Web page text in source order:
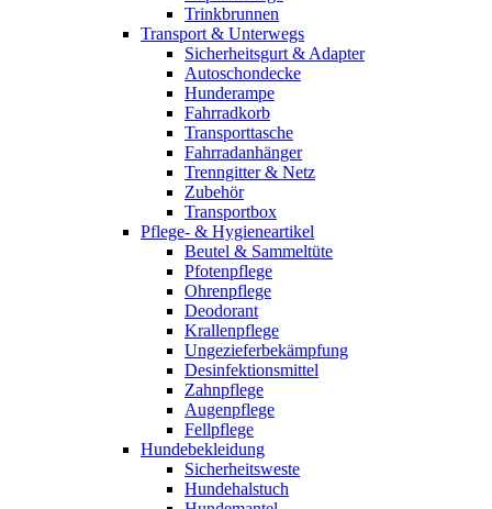
Trinkbrunnen
Transport & Unterwegs
Sicherheitsgurt & Adapter
Autoschondecke
Hunderampe
Fahrradkorb
Transporttasche
Fahrradanhänger
Trenngitter & Netz
Zubehör
Transportbox
Pflege- & Hygieneartikel
Beutel & Sammeltüte
Pfotenpflege
Ohrenpflege
Deodorant
Krallenpflege
Ungezieferbekämpfung
Desinfektionsmittel
Zahnpflege
Augenpflege
Fellpflege
Hundebekleidung
Sicherheitsweste
Hundehalstuch